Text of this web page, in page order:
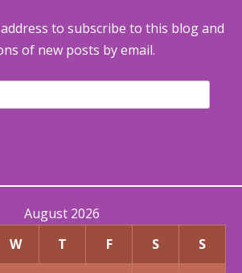
to subscribe to this blog and
of new posts by email.
August 2026
W T F S S